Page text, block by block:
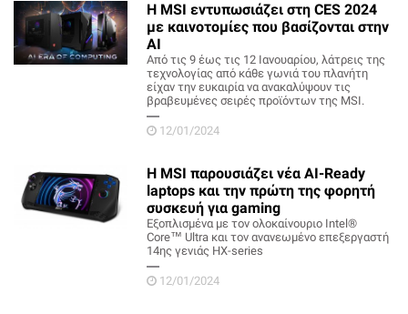
Η MSI εντυπωσιάζει στη CES 2024
με καινοτομίες που βασίζονται στην
AI
Από τις 9 έως τις 12 Ιανουαρίου, λάτρεις της
τεχνολογίας από κάθε γωνιά του πλανήτη
είχαν την ευκαιρία να ανακαλύψουν τις
βραβευμένες σειρές προϊόντων της MSI.
12/01/2024
Η MSI παρουσιάζει νέα AI-Ready
laptops και την πρώτη της φορητή
συσκευή για gaming
Εξοπλισμένα με τον ολοκαίνουριο Intel®
Core™ Ultra και τον ανανεωμένο επεξεργαστή
14ης γενιάς HX-series
12/01/2024